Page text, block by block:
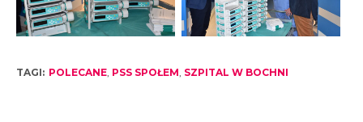
TAGI: POLECANE, PSS SPOŁEM, SZPITAL W BOCHNI